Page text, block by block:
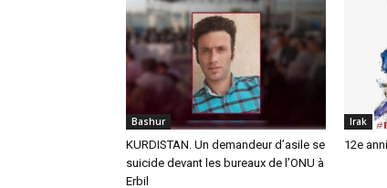
Bashur
KURDISTAN. Un demandeur d’asile se
suicide devant les bureaux de l’ONU à
Erbil
Irak
12e